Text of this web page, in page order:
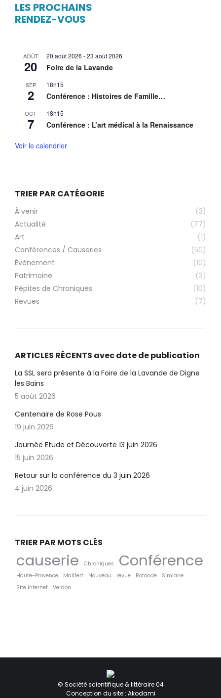
LES PROCHAINS
RENDEZ-VOUS
AOÛT
20
20 août 2026 -23 août 2026
Foire de la Lavande
SEP
2
18h15
Conférence : Histoires de Famille…
OCT
7
18h15
Conférence : L’art médical à la Renaissance
Voir le calendrier
TRIER PAR CATÉGORIE
À venir
(3)
Actualité
(77)
Art
(1)
Conférences / Causeries
(50)
Évènement
(10)
Patrimoine
(3)
Pépites de Chroniques
(10)
Revues
(7)
ARTICLES RÉCENTS avec date de publication
La SSL sera présente à la Foire de la Lavande de Digne
les Bains
5 août 2026
Centenaire de Rose Pous
19 juin 2026
Journée Etude et Découverte 13 juin 2026
15 juin 2026
Retour sur la conférence du 3 juin 2026
4 juin 2026
TRIER PAR MOTS CLÉS
causerie Chroniques Conférence
Haute-Provence Mailfert Nouveau revue Rotonde
Simiane
Site internet
Verdon
© Société scientifique & littéraire 04
Conception du site : Akodami